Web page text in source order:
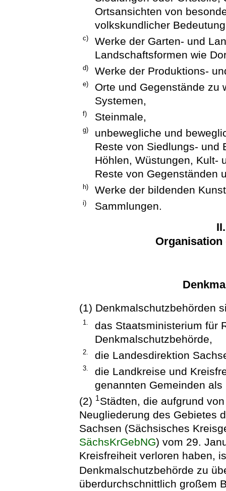
Ortsansichten von
volkskundlicher
c)
Werke der Garten- und
Landschaftsformen wie
d) Werke der Produktions-
e)
Orte und Gegenstände zu
Systemen,
f) Steinmale,
g)
unbewegliche und
Reste von Siedlungs- und
Höhlen, Wüstungen, Kult-
Reste von Gegenständen
h) Werke der bildenden
i) Sammlungen.
Organisation
(1) Denkmalschutzbehörden
1.
das Staatsministerium für
Denkmalschutzbehörde,
2. die Landesdirektion
3.
die Landkreise und
genannten Gemeinden
(2) 1Städten, die aufgrund
Neugliederung des Gebietes
Sachsen (Sächsisches
SächsKrGebNG) vom 29.
Kreisfreiheit verloren haben,
Denkmalschutzbehörde zu
überdurchschnittlich großem